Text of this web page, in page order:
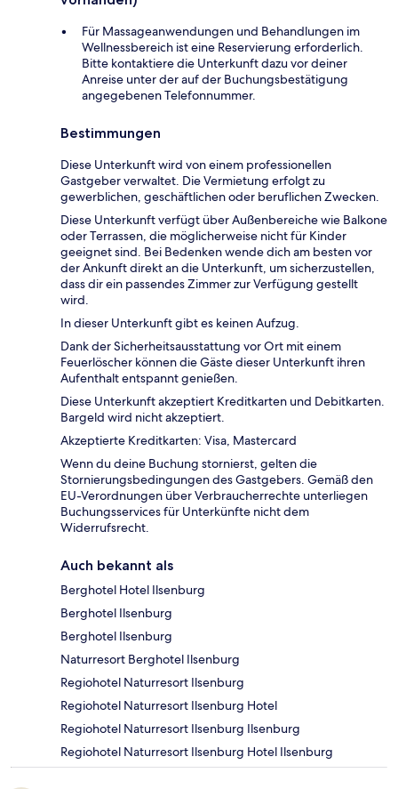
Für Massageanwendungen und Behandlungen im
Wellnessbereich ist eine Reservierung erforderlich.
Bitte kontaktiere die Unterkunft dazu vor deiner
Anreise unter der auf der Buchungsbestätigung
angegebenen Telefonnummer.
Bestimmungen
Diese Unterkunft wird von einem professionellen
Gastgeber verwaltet. Die Vermietung erfolgt zu
gewerblichen, geschäftlichen oder beruflichen Zwecken.
Diese Unterkunft verfügt über Außenbereiche wie Balkone
oder Terrassen, die möglicherweise nicht für Kinder
geeignet sind. Bei Bedenken wende dich am besten vor
der Ankunft direkt an die Unterkunft, um sicherzustellen,
dass dir ein passendes Zimmer zur Verfügung gestellt
wird.
In dieser Unterkunft gibt es keinen Aufzug.
Dank der Sicherheitsausstattung vor Ort mit einem
Feuerlöscher können die Gäste dieser Unterkunft ihren
Aufenthalt entspannt genießen.
Diese Unterkunft akzeptiert Kreditkarten und Debitkarten.
Bargeld wird nicht akzeptiert.
Akzeptierte Kreditkarten: Visa, Mastercard
Wenn du deine Buchung stornierst, gelten die
Stornierungsbedingungen des Gastgebers. Gemäß den
EU-Verordnungen über Verbraucherrechte unterliegen
Buchungsservices für Unterkünfte nicht dem
Widerrufsrecht.
Auch bekannt als
Berghotel Hotel Ilsenburg
Berghotel Ilsenburg
Berghotel Ilsenburg
Naturresort Berghotel Ilsenburg
Regiohotel Naturresort Ilsenburg
Regiohotel Naturresort Ilsenburg Hotel
Regiohotel Naturresort Ilsenburg Ilsenburg
Regiohotel Naturresort Ilsenburg Hotel Ilsenburg